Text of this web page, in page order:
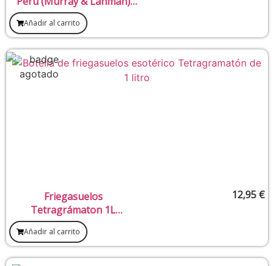
270 ml
Añadir al carrito
Friegasuelos
Tetragrámaton 1L
(Destruir Cualquier Tipo De
Brujería O Magia Negra)
12,95 €
Añadir al carrito